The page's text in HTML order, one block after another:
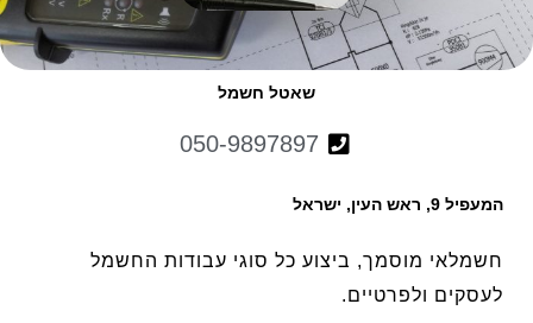
שאטל חשמל
050-9897897
המעפיל 9, ראש העין, ישראל
חשמלאי מוסמך, ביצוע כל סוגי עבודות החשמל
לעסקים ולפרטיים.